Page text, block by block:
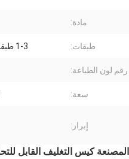
مادة:
طبقات: 1-3 طبقات + كيس PE بالداخل
رقم لون الطباعة:
سعة:
إبراز: